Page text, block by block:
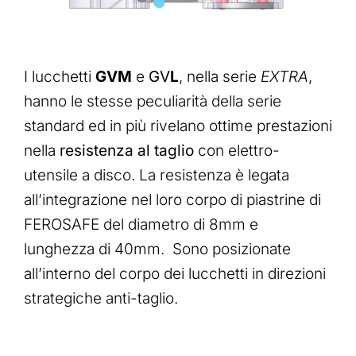
I lucchetti GVM e GVL, nella serie EXTRA,
hanno le stesse peculiarità della serie
standard ed in più rivelano ottime prestazioni
nella resistenza al tagliocon elettro-
utensile a disco. La resistenza è legata
all’integrazione nel loro corpo di piastrine di
FEROSAFE del diametro di 8mm e
lunghezza di 40mm. Sono posizionate
all’interno del corpo dei lucchetti in direzioni
strategiche anti-taglio.